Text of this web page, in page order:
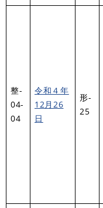
整-
04-
04
令和４年
12月26
日
形-
25